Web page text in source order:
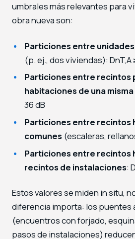
umbrales más relevantes para
obra nueva son:
Particiones entre
(p. ej., dos viviendas): DnT,A
Particiones entre recintos
habitaciones de una
36 dB
Particiones entre recintos
comunes (escaleras,
Particiones entre recintos
recintos de instalaciones:
Estos valores se miden in situ,
diferencia importa: los puentes
(encuentros con forjado,
pasos de instalaciones)